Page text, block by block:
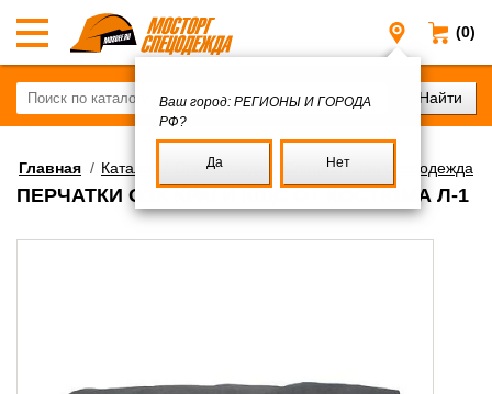
(0)
Регионы
Ваш город: РЕГИОНЫ И ГОРОДА
РФ?
Да Нет
Главная / Каталог Спецодежда Специальная спецодежда
ПЕРЧАТКИ ОЗК КРАГИ КЩС ОТ КОСТЮМА Л-1